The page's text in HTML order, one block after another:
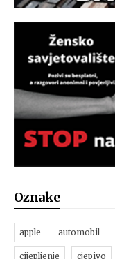
Oznake
apple automobil
cijepljenje cjepivo